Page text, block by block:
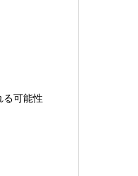
る可能性